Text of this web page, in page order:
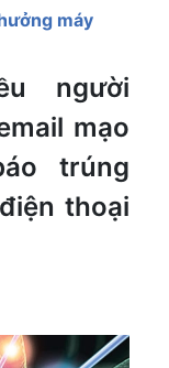
máy
người
mạo
trúng
thoại